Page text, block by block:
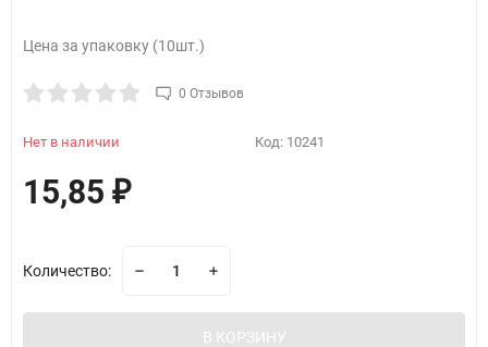
Цена за упаковку (10шт.)
0 Отзывов
Нет в наличии Код: 10241
15,85 ₽
Количество:
В КОРЗИНУ